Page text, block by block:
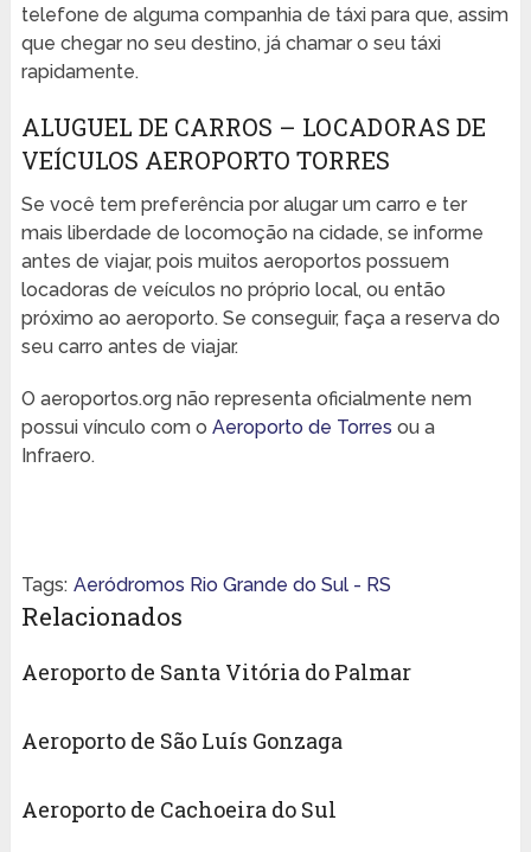
telefone de alguma companhia de táxi para que, assim
que chegar no seu destino, já chamar o seu táxi
rapidamente.
ALUGUEL DE CARROS – LOCADORAS DE
VEÍCULOS AEROPORTO TORRES
Se você tem preferência por alugar um carro e ter
mais liberdade de locomoção na cidade, se informe
antes de viajar, pois muitos aeroportos possuem
locadoras de veículos no próprio local, ou então
próximo ao aeroporto. Se conseguir, faça a reserva do
seu carro antes de viajar.
O aeroportos.org não representa oficialmente nem
possui vínculo com o Aeroporto de Torres ou a
Infraero.
Tags: Aeródromos Rio Grande do Sul - RS
Relacionados
Aeroporto de Santa Vitória do Palmar
Aeroporto de São Luís Gonzaga
Aeroporto de Cachoeira do Sul